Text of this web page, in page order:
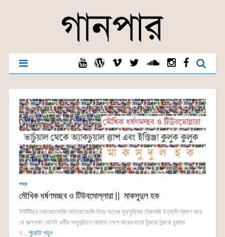
গদ্য
মৌখিক ধর্ষণমচ্ছব ও টিউবমোল্লারা || মাকসুদুল হক
ইউটিউবে ওয়াজোলোজি ভাইরোলোজি নিয়ে অনেক সুড়সুড়িময় ট্রোলজি ইত্যাদি প্রমাণ করে
যে অল্প ঘষা খেলেই ধর্মীয় অনুভূতিতে আঘাত লেগে কাচের মতো টুকরো টুকরো চুরমার
হ... পুরোটা পড়ুন